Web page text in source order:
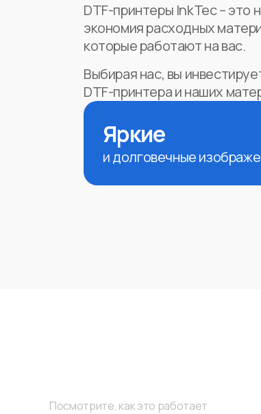
DTF-принтеры InkTec – это
экономия расходных
которые работают на вас.
Выбирая нас, вы
DTF-принтера и наших
Яркие
и долговечные
Посмотрите, как это работает